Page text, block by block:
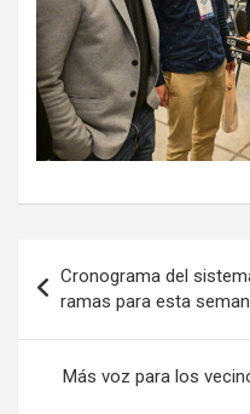
de
entradas
Cronograma del
ramas para esta
Más voz para los